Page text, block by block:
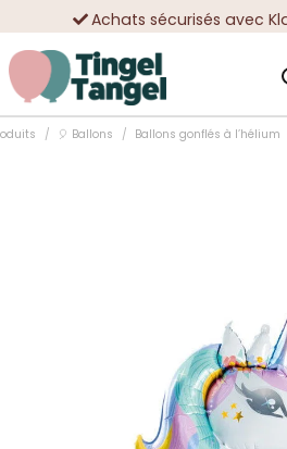
Achats sécurisés avec
Des dizaines de milliers de
🎈 Ballons Ballons gonflés à l’hélium